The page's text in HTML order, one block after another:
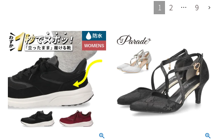
SKECHERS
moz
new balance
puma
Parade
SKECHERS
GAP
EDWIN
new balance
new balance
asics
瞬足
トートバッグ
ショルダーバッグ
会員サービス
お問い合わせ
メルマガ購買
1
2 … 9